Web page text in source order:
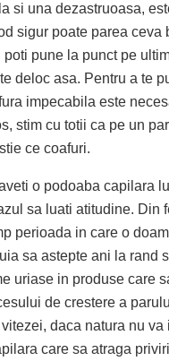
si una dezastruoasa,
sigur poate parea ceva
pune la punct pe
deloc asa. Pentru a te
impecabila este
stim cu totii ca pe un
ce coafuri.
o podoaba capilara
sa luati atitudine. Din
perioada in care o
sa astepte ani la rand
uriase in produse care
de crestere a
daca natura nu va
care sa atraga